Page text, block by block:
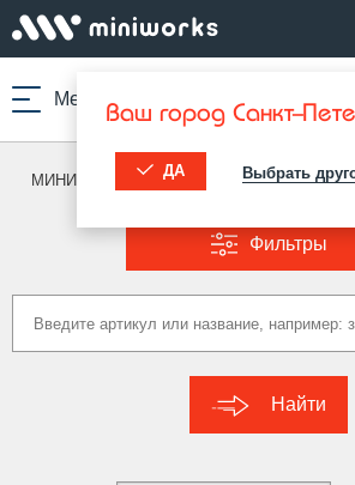
Меню Ваш город Санкт-
ДА Выбрать
МИНИВОРКС ПРО /ЗАГЛУШКИ ДЛЯ ТРУБ
Фильтры
Найти